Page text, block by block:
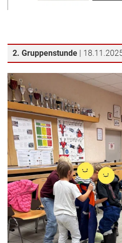
2. Gruppenstunde |